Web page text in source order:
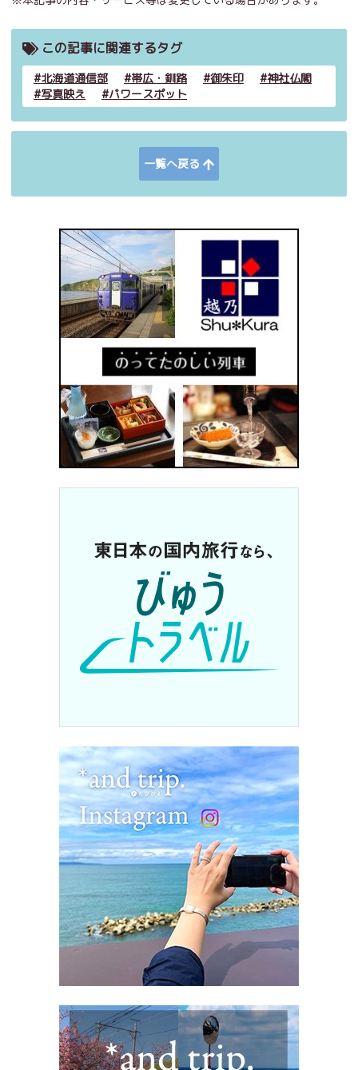
この記事に関連するタグ
北海道通信部 帯広・釧路 御朱印
神社仏閣
写真映え
パワースポット
一覧へ戻る